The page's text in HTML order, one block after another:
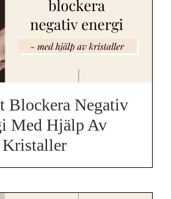
Blockera Negativ
Med Hjälp Av
Kristaller